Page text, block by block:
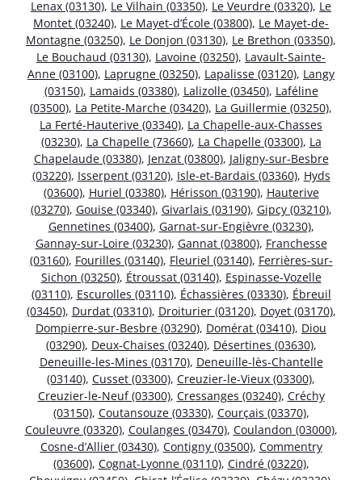
Lenax (03130), Le Vilhain (03350), Le Veurdre (03320), Le
Montet (03240), Le Mayet-d’École (03800), Le Mayet-de-
Montagne (03250), Le Donjon (03130), Le Brethon (03350),
Le Bouchaud (03130), Lavoine (03250), Lavault-Sainte-
Anne (03100), Laprugne (03250), Lapalisse (03120), Langy
(03150), Lamaids (03380), Lalizolle (03450), Laféline
(03500), La Petite-Marche (03420), La Guillermie (03250),
La Ferté-Hauterive (03340), La Chapelle-aux-Chasses
(03230), La Chapelle (73660), La Chapelle (03300), La
Chapelaude (03380), Jenzat (03800), Jaligny-sur-Besbre
(03220), Isserpent (03120), Isle-et-Bardais (03360), Hyds
(03600), Huriel (03380), Hérisson (03190), Hauterive
(03270), Gouise (03340), Givarlais (03190), Gipcy (03210),
Gennetines (03400), Garnat-sur-Engièvre (03230),
Gannay-sur-Loire (03230), Gannat (03800), Franchesse
(03160), Fourilles (03140), Fleuriel (03140), Ferrières-sur-
Sichon (03250), Étroussat (03140), Espinasse-Vozelle
(03110), Escurolles (03110), Échassières (03330), Ébreuil
(03450), Durdat (03310), Droiturier (03120), Doyet (03170),
Dompierre-sur-Besbre (03290), Domérat (03410), Diou
(03290), Deux-Chaises (03240), Désertines (03630),
Deneuille-les-Mines (03170), Deneuille-lès-Chantelle
(03140), Cusset (03300), Creuzier-le-Vieux (03300),
Creuzier-le-Neuf (03300), Cressanges (03240), Créchy
(03150), Coutansouze (03330), Courçais (03370),
Couleuvre (03320), Coulanges (03470), Coulandon (03000),
Cosne-d’Allier (03430), Contigny (03500), Commentry
(03600), Cognat-Lyonne (03110), Cindré (03220),